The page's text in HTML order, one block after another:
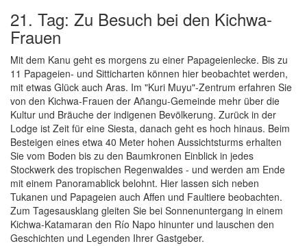
21. Tag: Zu Besuch bei den Kichwa-
Frauen
Mit dem Kanu geht es morgens zu einer Papageienlecke. Bis zu
11 Papageien- und Sitticharten können hier beobachtet werden,
mit etwas Glück auch Aras. Im "Kuri Muyu"-Zentrum erfahren Sie
von den Kichwa-Frauen der Añangu-Gemeinde mehr über die
Kultur und Bräuche der indigenen Bevölkerung. Zurück in der
Lodge ist Zeit für eine Siesta, danach geht es hoch hinaus. Beim
Besteigen eines etwa 40 Meter hohen Aussichtsturms erhalten
Sie vom Boden bis zu den Baumkronen Einblick in jedes
Stockwerk des tropischen Regenwaldes - und werden am Ende
mit einem Panoramablick belohnt. Hier lassen sich neben
Tukanen und Papageien auch Affen und Faultiere beobachten.
Zum Tagesausklang gleiten Sie bei Sonnenuntergang in einem
Kichwa-Katamaran den Río Napo hinunter und lauschen den
Geschichten und Legenden Ihrer Gastgeber.